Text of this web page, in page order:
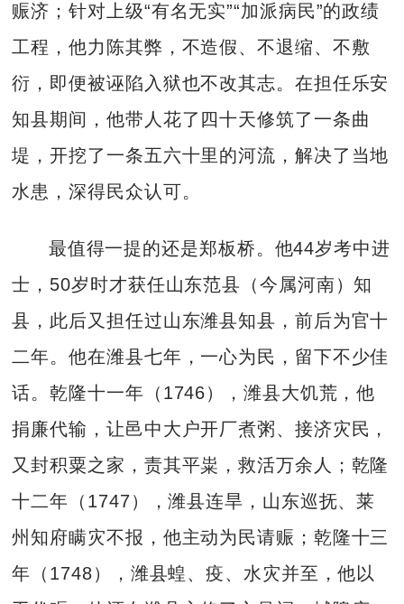
赈济；针对上级“有名无实”“加派病民”的政绩
工程，他力陈其弊，不造假、不退缩、不敷
衍，即便被诬陷入狱也不改其志。在担任乐安
知县期间，他带人花了四十天修筑了一条曲
堤，开挖了一条五六十里的河流，解决了当地
水患，深得民众认可。
最值得一提的还是郑板桥。他44岁考中进
士，50岁时才获任山东范县（今属河南）知
县，此后又担任过山东潍县知县，前后为官十
二年。他在潍县七年，一心为民，留下不少佳
话。乾隆十一年（1746），潍县大饥荒，他
捐廉代输，让邑中大户开厂煮粥、接济灾民，
又封积粟之家，责其平粜，救活万余人；乾隆
十二年（1747），潍县连旱，山东巡抚、莱
州知府瞒灾不报，他主动为民请赈；乾隆十三
年（1748），潍县蝗、疫、水灾并至，他以